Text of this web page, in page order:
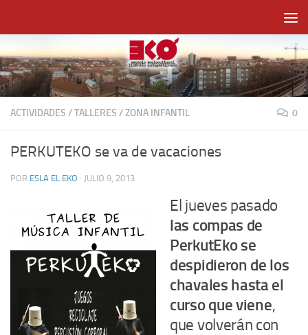
ACTIVIDADES /TALLERES /ZONA INFANTIL 0
PERKUTEKO se va de vacaciones
POR ESLA EL EKO · JULIO 9, 2013
El jueves pasado
las compas de
PerkutEko se
despidieron de los
chavales hasta el
curso que viene,
que volverán con